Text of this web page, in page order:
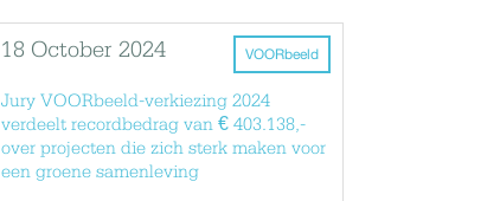
VOORbeeld
18 October 2024
Jury VOORbeeld-verkiezing 2024
verdeelt recordbedrag van € 403.138,-
over projecten die zich sterk maken voor
een groene samenleving